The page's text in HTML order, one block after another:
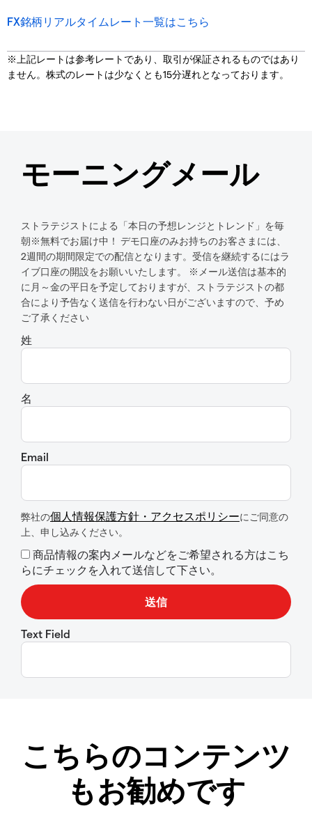
FX銘柄リアルタイムレート一覧はこちら
※上記レートは参考レートであり、取引が保証されるものではあり
ません。株式のレートは少なくとも15分遅れとなっております。
モーニングメール
ストラテジストによる「本日の予想レンジとトレンド」を毎
朝※無料でお届け中！ デモ口座のみお持ちのお客さまには、
2週間の期間限定での配信となります。受信を継続するにはラ
イブ口座の開設をお願いいたします。 ※メール送信は基本的
に月～金の平日を予定しておりますが、ストラテジストの都
合により予告なく送信を行わない日がございますので、予め
ご了承ください
姓
名
Email
弊社の個人情報保護方針・アクセスポリシーにご同意の
上、申し込みください。
商品情報の案内メールなどをご希望される方はこち
らにチェックを入れて送信して下さい。
Text Field
こちらのコンテンツ
もお勧めです